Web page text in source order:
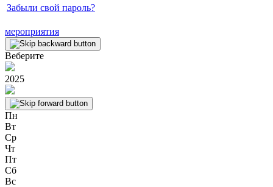
Забыли свой пароль?
мероприятия
Веберите
2025
Пн
Вт
Ср
Чт
Пт
Сб
Вс